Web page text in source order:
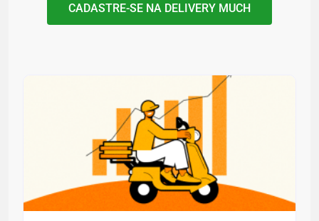
CADASTRE-SE NA DELIVERY MUCH